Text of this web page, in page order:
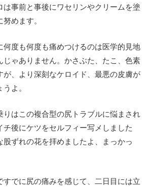
は事前と事後にワセリンやクリームを塗
めます。
何度も何度も痛めつけるのは医学的見地
じゃありません。かさぶた、たこ、色素
が、より深刻なケロイド、最悪の皮膚が
よ。
りはこの複合型の尻トラブルに悩まされ
チ後にケツをセルフィー写メしました
股ずれの花を拝めましたよ、まっかっ
すでに尻の痛みを感じて、二日目には立